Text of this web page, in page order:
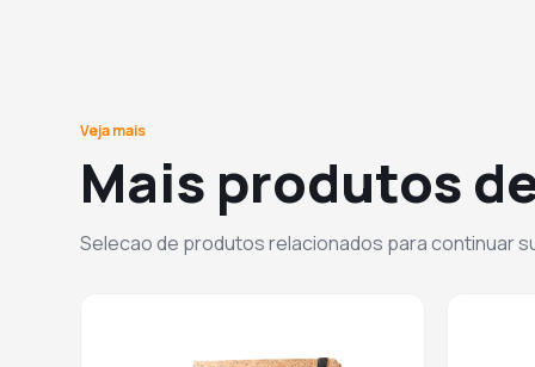
Veja mais
Mais produtos
Selecao de produtos relacionados para continuar